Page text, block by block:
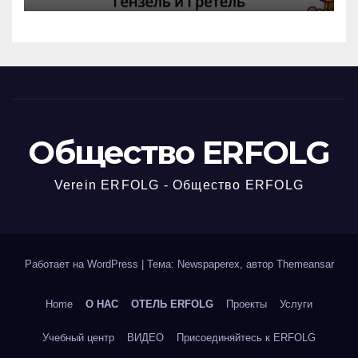
Общество ERFOLG
Verein ERFOLG - Общество ERFOLG
Работает на WordPress | Тема: Newspaperex, автор Themeansar
Home О НАС ОТЕЛЬ ERFOLG Проекты Услуги
Учебный центр ВИДЕО Присоединяйтесь к ERFOLG